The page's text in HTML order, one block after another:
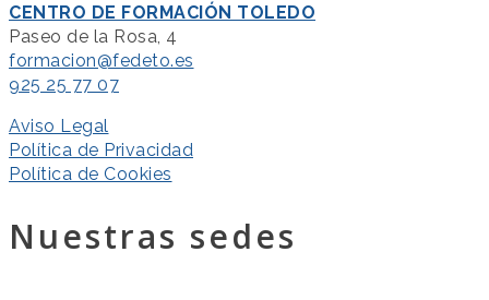
CENTRO DE FORMACIÓN TOLEDO
Paseo de la Rosa, 4
formacion@fedeto.es
925 25 77 07
Aviso Legal
Política de Privacidad
Política de Cookies
Nuestras sedes